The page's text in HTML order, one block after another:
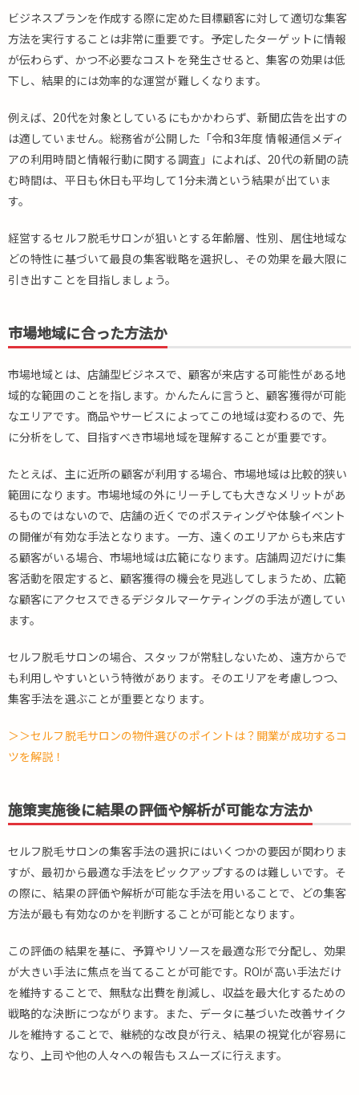
方
法
面
い
店
舗
客
の
事
例
ル
フ
脱
サ
ロ
ン
適
た
店
舗
集
の
具
体
6.
ま
と
ビジネスプランを作成する際に定めた目標顧客に対して適切な集客
方法を実行することは非常に重要です。予定したターゲットに情報
が伝わらず、かつ不必要なコストを発生させると、集客の効果は低
下し、結果的には効率的な運営が難しくなります。
例えば、20代を対象としているにもかかわらず、新聞広告を出すの
は適していません。総務省が公開した「令和3年度 情報通信メディ
アの利用時間と情報行動に関する調査」によれば、20代の新聞の読
む時間は、平日も休日も平均して1分未満という結果が出ていま
す。
経営するセルフ脱毛サロンが狙いとする年齢層、性別、居住地域な
どの特性に基づいて最良の集客戦略を選択し、その効果を最大限に
引き出すことを目指しましょう。
市場地域に合った方法か
市場地域とは、店舗型ビジネスで、顧客が来店する可能性がある地
域的な範囲のことを指します。かんたんに言うと、顧客獲得が可能
なエリアです。商品やサービスによってこの地域は変わるので、先
に分析をして、目指すべき市場地域を理解することが重要です。
たとえば、主に近所の顧客が利用する場合、市場地域は比較的狭い
範囲になります。市場地域の外にリーチしても大きなメリットがあ
るものではないので、店舗の近くでのポスティングや体験イベント
の開催が有効な手法となります。一方、遠くのエリアからも来店す
る顧客がいる場合、市場地域は広範になります。店舗周辺だけに集
客活動を限定すると、顧客獲得の機会を見逃してしまうため、広範
な顧客にアクセスできるデジタルマーケティングの手法が適してい
ます。
セルフ脱毛サロンの場合、スタッフが常駐しないため、遠方からで
も利用しやすいという特徴があります。そのエリアを考慮しつつ、
集客手法を選ぶことが重要となります。
＞＞セルフ脱毛サロンの物件選びのポイントは？開業が成功するコ
ツを解説！
施策実施後に結果の評価や解析が可能な方法か
セルフ脱毛サロンの集客手法の選択にはいくつかの要因が関わりま
すが、最初から最適な手法をピックアップするのは難しいです。そ
の際に、結果の評価や解析が可能な手法を用いることで、どの集客
方法が最も有効なのかを判断することが可能となります。
この評価の結果を基に、予算やリソースを最適な形で分配し、効果
が大きい手法に焦点を当てることが可能です。ROIが高い手法だけ
を維持することで、無駄な出費を削減し、収益を最大化するための
戦略的な決断につながります。また、データに基づいた改善サイク
ルを維持することで、継続的な改良が行え、結果の視覚化が容易に
なり、上司や他の人々への報告もスムーズに行えます。